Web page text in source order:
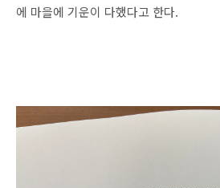
에 마을에 기운이 다했다고 한다.